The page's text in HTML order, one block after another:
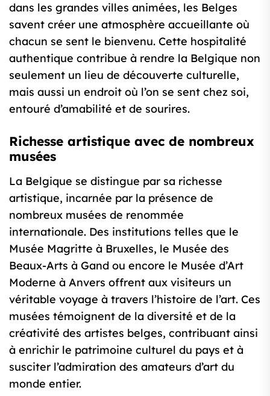
dans les grandes villes animées, les Belges
savent créer une atmosphère accueillante où
chacun se sent le bienvenu. Cette hospitalité
authentique contribue à rendre la Belgique non
seulement un lieu de découverte culturelle,
mais aussi un endroit où l’on se sent chez soi,
entouré d’amabilité et de sourires.
Richesse artistique avec de nombreux
musées
La Belgique se distingue par sa richesse
artistique, incarnée par la présence de
nombreux musées de renommée
internationale. Des institutions telles que le
Musée Magritte à Bruxelles, le Musée des
Beaux-Arts à Gand ou encore le Musée d’Art
Moderne à Anvers offrent aux visiteurs un
véritable voyage à travers l’histoire de l’art. Ces
musées témoignent de la diversité et de la
créativité des artistes belges, contribuant ainsi
à enrichir le patrimoine culturel du pays et à
susciter l’admiration des amateurs d’art du
monde entier.